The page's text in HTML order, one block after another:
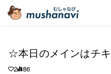
☆本日のメインはチ
2 86